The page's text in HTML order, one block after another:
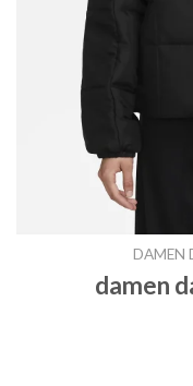
DAMEN
damen